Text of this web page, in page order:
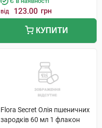
від 123.00 грн
КУПИТИ
Flora Secret Олія пшеничних
зародків 60 мл 1 флакон